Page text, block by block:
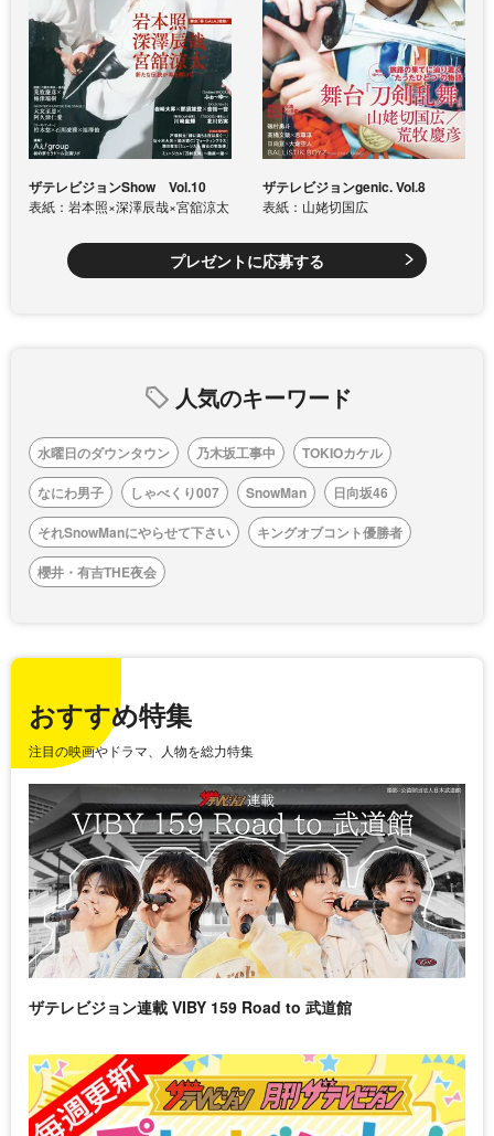
ザテレビジョンShow Vol.10
表紙：岩本照×深澤辰哉×宮舘涼太
ザテレビジョンgenic. Vol.8
表紙：山姥切国広
プレゼントに応募する
人気のキーワード
水曜日のダウンタウン 乃木坂工事中
TOKIOカケル
なにわ男子
しゃべくり007 SnowMan
日向坂46
それSnowManにやらせて下さい
キングオブコント優勝者
櫻井・有吉THE夜会
おすすめ特集
注目の映画やドラマ、人物を総力特集
ザテレビジョン連載 VIBY 159 Road to 武道館